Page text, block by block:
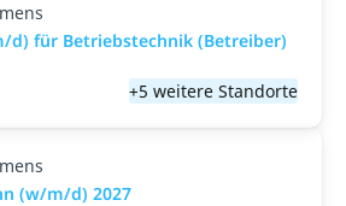
d) für Betriebstechnik (Betreiber)
+5 weitere Standorte
(w/m/d) 2027